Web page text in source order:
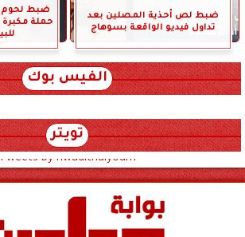
ضبط لص أحذية المصلين بعد
تداول فيديو الواقعة بسوهاج
ضبط لحوم
حملة
الفيس بوك
تويتر
Tweets by hwadithalyoum